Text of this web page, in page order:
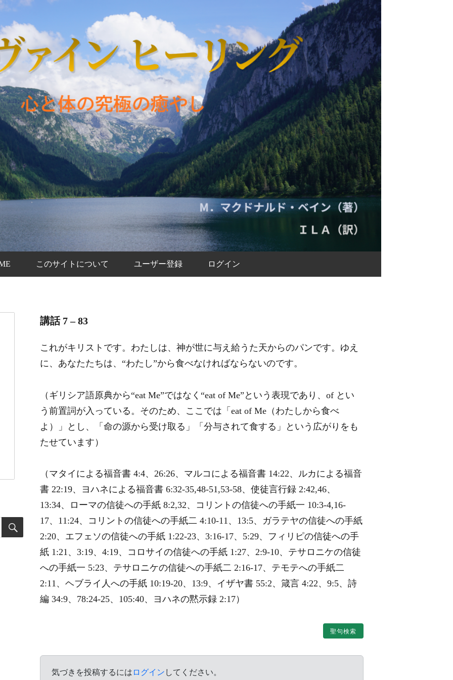
このサイトについて ユーザー登録 ログイン
講話 7 – 83
これがキリストです。わたしは、神が世に与え給うた天からのパンです。ゆえ
に、あなたたちは、“わたし”から食べなければならないのです。
（ギリシア語原典から“eat Me”ではなく“eat of Me”という表現であり、of とい
う前置詞が入っている。そのため、ここでは「eat of Me（わたしから食べ
よ）」とし、「命の源から受け取る」「分与されて食する」という広がりをも
たせています）
（マタイによる福音書 4:4、26:26、マルコによる福音書 14:22、ルカによる福音
書 22:19、ヨハネによる福音書 6:32-35,48-51,53-58、使徒言行録 2:42,46、
13:34、ローマの信徒への手紙 8:2,32、コリントの信徒への手紙一 10:3-4,16-
17、11:24、コリントの信徒への手紙二 4:10-11、13:5、ガラテヤの信徒への手紙
2:20、エフェソの信徒への手紙 1:22-23、3:16-17、5:29、フィリピの信徒への手
紙 1:21、3:19、4:19、コロサイの信徒への手紙 1:27、2:9-10、テサロニケの信徒
への手紙一 5:23、テサロニケの信徒への手紙二 2:16-17、テモテへの手紙二
2:11、ヘブライ人への手紙 10:19-20、13:9、イザヤ書 55:2、箴言 4:22、9:5、詩
編 34:9、78:24-25、105:40、ヨハネの黙示録 2:17）
聖句検索
気づきを投稿するには ログイン してください。